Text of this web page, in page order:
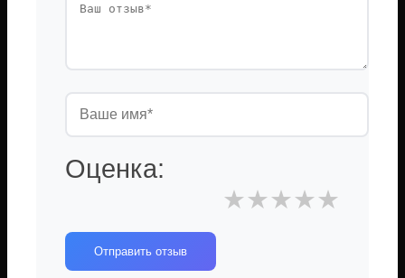
Оценка:
★
★
★
★
★
Отправить отзыв